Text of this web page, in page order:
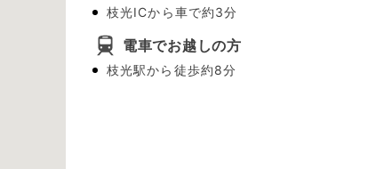
枝光ICから車で約3分
電車でお越しの方
枝光駅から徒歩約8分